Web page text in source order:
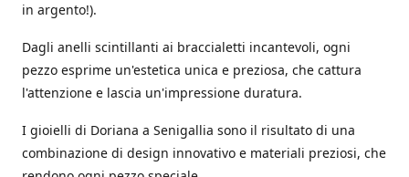
in argento!).
Dagli anelli scintillanti ai braccialetti incantevoli, ogni
pezzo esprime un'estetica unica e preziosa, che cattura
l'attenzione e lascia un'impressione duratura.
I gioielli di Doriana a Senigallia sono il risultato di una
combinazione di design innovativo e materiali preziosi, che